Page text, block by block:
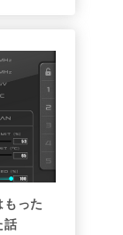
った
話